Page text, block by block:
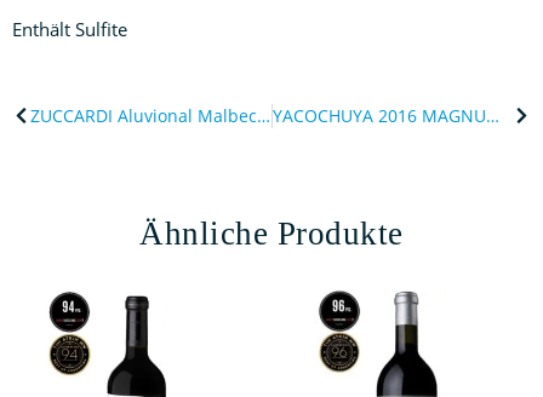
Enthält Sulfite
ZUCCARDI Aluvional Malbec – Altamira 2016 YACOCHUYA 2016 MAGNUM 1,5lt.
Ähnliche Produkte